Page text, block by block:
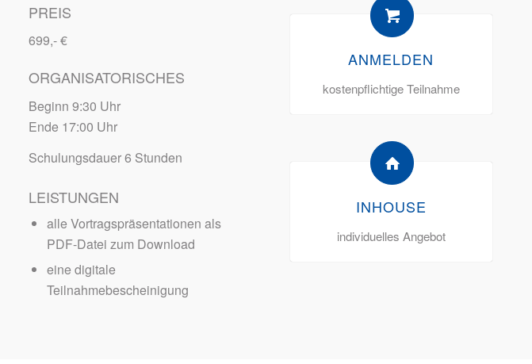
PREIS
699,- €
ORGANISATORISCHES
Beginn 9:30 Uhr
Ende 17:00 Uhr
Schulungsdauer 6 Stunden
LEISTUNGEN
alle Vortragspräsentationen als
PDF-Datei zum Download
eine digitale
Teilnahmebescheinigung
ANMELDEN
kostenpflichtige Teilnahme
INHOUSE
individuelles Angebot